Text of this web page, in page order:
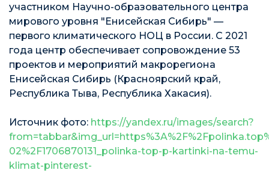
участником Научно-образовательного центра
мирового уровня "Енисейская Сибирь" —
первого климатического НОЦ в России. С 2021
года центр обеспечивает сопровождение 53
проектов и мероприятий макрорегиона
Енисейская Сибирь (Красноярский край,
Республика Тыва, Республика Хакасия).
Источник фото: https://yandex.ru/images/search?
02%2F1706870131_polinka-top-p-kartinki-na-temu-
klimat-pinterest-